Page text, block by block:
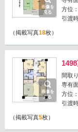
画像を
見る
方位：
引渡
（掲載写真18枚）
画像を
見る
間取
専有
方位：
引渡
（掲載写真5枚）